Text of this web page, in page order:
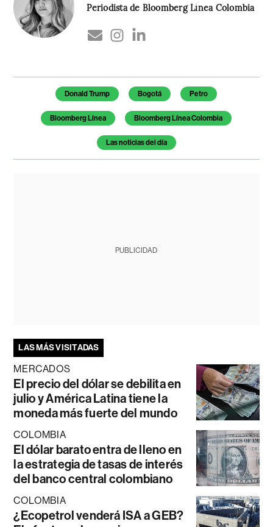
Periodista de Bloomberg Línea Colombia
Temas de este artículo
Donald Trump Bogotá Petro
Bloomberg Línea Bloomberg Línea Colombia
Las noticias del día
PUBLICIDAD
LAS MÁS VISITADAS
MERCADOS
El precio del dólar se debilita en
julio y América Latina tiene la
moneda más fuerte del mundo
COLOMBIA
El dólar barato entra de lleno en
la estrategia de tasas de interés
del banco central colombiano
COLOMBIA
¿Ecopetrol venderá ISA a GEB?